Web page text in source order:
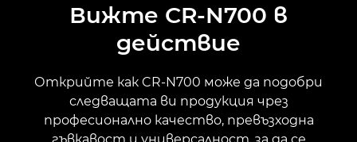
Вижте CR-N700 в
действие
Открийте как CR-N700 може да подобри
следващата ви продукция чрез
професионално качество, превъзходна